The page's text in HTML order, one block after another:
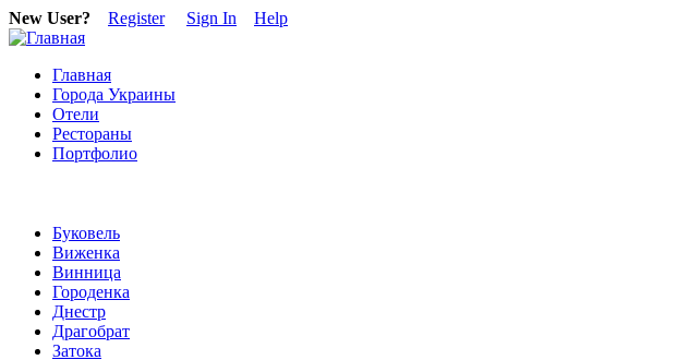
New User? Register Sign In Help
Главная
Города Украины
Отели
Рестораны
Портфолио
Буковель
Виженка
Винница
Городенка
Днестр
Драгобрат
Затока